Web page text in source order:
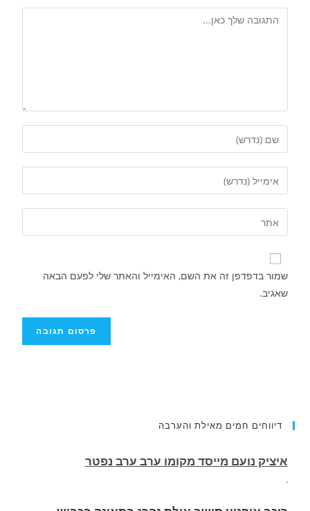
שמור בדפדפן זה את השם, האימייל והאתר שלי לפעם הבאה
שאגיב.
דיווחים חמים מאילת והערבה
רוכב אופנוע תושב אילת נהרג בתאונה בכביש
העוקף